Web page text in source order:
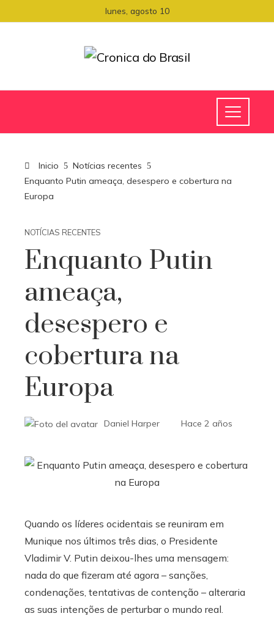
lunes, agosto 10
Inicio
Notícias recentes
Enquanto Putin ameaça, desespero e cobertura na
Europa
NOTÍCIAS RECENTES
Enquanto Putin
ameaça,
desespero e
cobertura na
Europa
Daniel Harper Hace 2 años
Quando os líderes ocidentais se reuniram em
Munique nos últimos três dias, o Presidente
Vladimir V. Putin deixou-lhes uma mensagem:
nada do que fizeram até agora – sanções,
condenações, tentativas de contenção – alteraria
as suas intenções de perturbar o mundo real.